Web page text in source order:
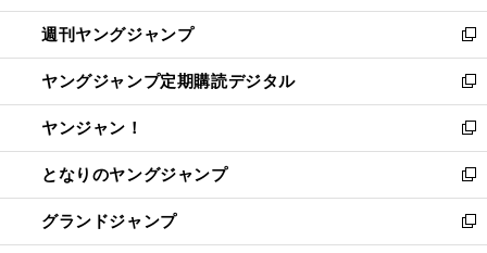
開
く
ウ
で
開
く
ン
ド
ウ
で
開
く
ウ
ィ
ン
ド
ウ
で
開
く
週刊ヤングジャンプ
新
し
い
ウ
ィ
ン
ド
ウ
で
開
ヤングジャンプ定期購読デジタル
新
し
い
ウ
ィ
ン
ド
ウ
ヤンジャン！
新
し
い
ウ
ィ
ン
となりのヤングジャンプ
新
し
い
ウ
グランドジャンプ
新
し